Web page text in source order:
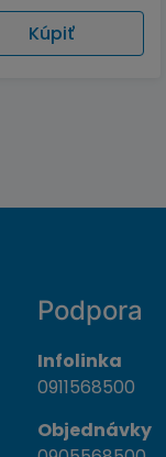
Kúpiť
Podpora
Infolinka
0911568500
Objednávky